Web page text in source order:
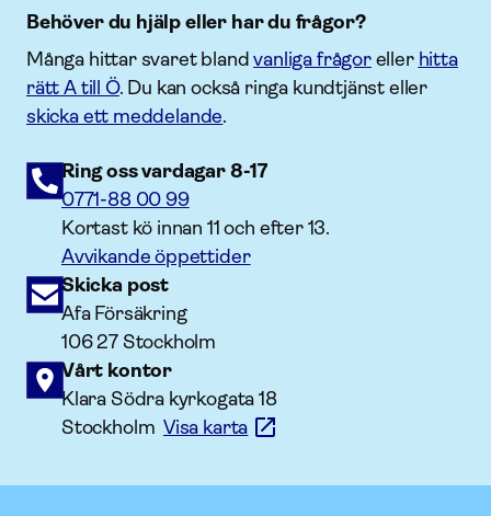
Behöver du hjälp eller har du frågor?
Många hittar svaret blandvanliga frågoreller hitta
rätt A till Ö. Du kan också ringa kundtjänst eller
skicka ett meddelande.
Ring oss vardagar 8-17
0771-88 00 99
Kortast kö innan 11 och efter 13.
Avvikande öppettider
Skicka post
Afa Försäkring
106 27 Stockholm
Vårt kontor
Klara Södra kyrkogata 18
StockholmVisa karta